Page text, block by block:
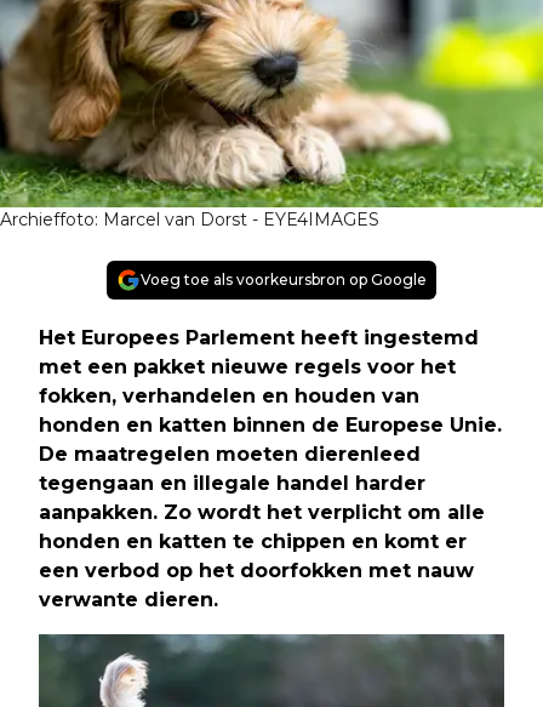
Archieffoto: Marcel van Dorst - EYE4IMAGES
Voeg toe als voorkeursbron op Google
Het Europees Parlement heeft ingestemd
met een pakket nieuwe regels voor het
fokken, verhandelen en houden van
honden en katten binnen de Europese Unie.
De maatregelen moeten dierenleed
tegengaan en illegale handel harder
aanpakken. Zo wordt het verplicht om alle
honden en katten te chippen en komt er
een verbod op het doorfokken met nauw
verwante dieren.